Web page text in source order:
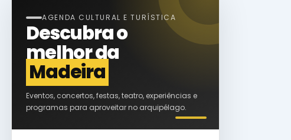
AGENDA CULTURAL E TURÍSTICA
Descubra o
melhor da
Madeira
Eventos, concertos, festas, teatro, experiências e
programas para aproveitar no arquipélago.